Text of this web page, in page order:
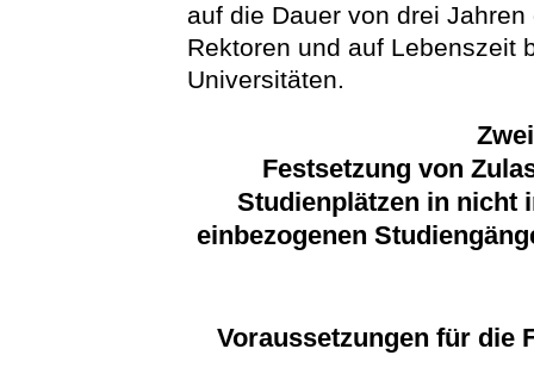
auf die Dauer von drei
Rektoren und auf Lebenszeit
Universitäten.
Festsetzung von
Studienplätzen in nicht
einbezogenen
Voraussetzungen für die